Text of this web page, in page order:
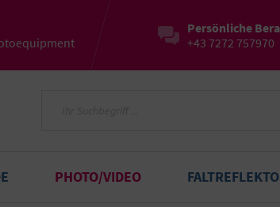
Persönliche
+43 7272 757970
PHOTO/VIDEO